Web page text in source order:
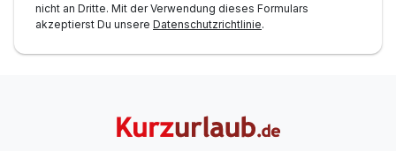
nicht an Dritte. Mit der Verwendung dieses Formulars
akzeptierst Du unsere Datenschutzrichtlinie.